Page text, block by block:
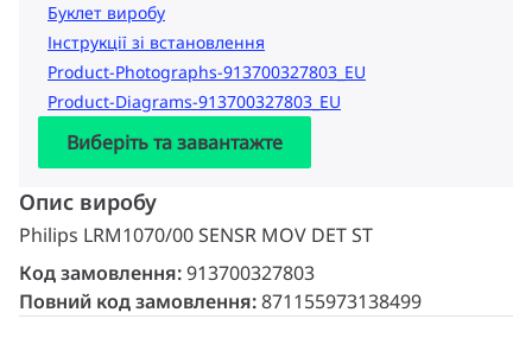
Буклет виробу
Інструкції зі встановлення
Product-Photographs-913700327803_EU
Product-Diagrams-913700327803_EU
Виберіть та завантажте
Опис виробу
Philips LRM1070/00 SENSR MOV DET ST
Код замовлення:913700327803
Повний код замовлення:871155973138499